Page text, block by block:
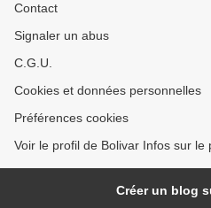
Contact
Signaler un abus
C.G.U.
Cookies et données personnelles
Préférences cookies
Voir le profil de Bolivar Infos sur le
Créer un blog